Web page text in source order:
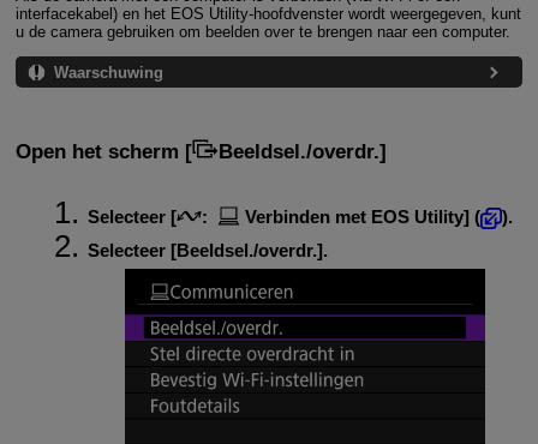
interfacekabel) en het EOS Utility-hoofdvenster wordt weergegeven, kunt
u de camera gebruiken om beelden over te brengen naar een computer.
Waarschuwing
Open het scherm [ Beeldsel./overdr.]
Selecteer [ : Verbinden met EOS Utility] (
).
Selecteer [Beeldsel./overdr.].